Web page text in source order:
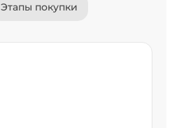
Этапы покупки